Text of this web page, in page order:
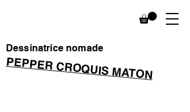
Dessinatrice nomade
PEPPER CROQUIS MATON